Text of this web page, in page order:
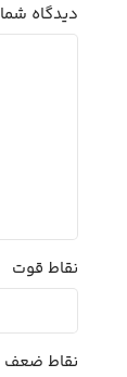
دیدگاه شما
نقاط قوت
نقاط ضعف